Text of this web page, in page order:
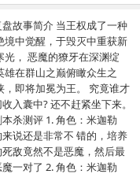
故事简介 当王权成了一种
中觉醒，于毁灭中重获新
， 恶魔的獠牙在深渊绽
在群山之巅俯瞰众生之
即将加冕为王。 究竟谁才
入囊中? 还不赶紧坐下来。
说还是非常不 错的，培养
敌竟然不是恶魔，然后最
：米迦勒